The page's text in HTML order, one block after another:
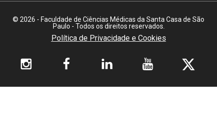
© 2026 - Faculdade de Ciências Médicas da Santa Casa de São
Paulo - Todos os direitos reservados.
Política de Privacidade e Cookies